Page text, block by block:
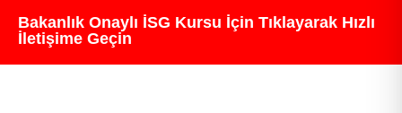
Bakanlık Onaylı İSG Kursu İçin Tıklayarak Hızlı
İletişime Geçin